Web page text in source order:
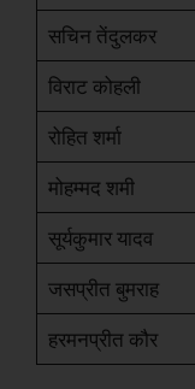
सचिन तेंदुलकर
विराट कोहली
रोहित शर्मा
मोहम्मद शमी
सूर्यकुमार यादव
जसप्रीत बुमराह
हरमनप्रीत कौर